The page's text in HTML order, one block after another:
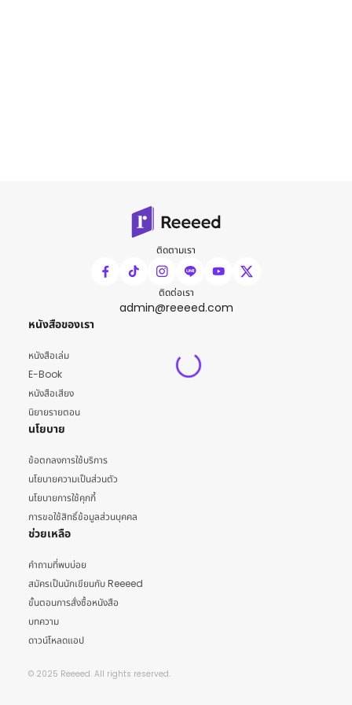
ติดตามเรา
ติดต่อเรา
admin@reeeed.com
หนังสือของเรา
หนังสือเล่ม
E-Book
หนังสือเสียง
นิยายรายตอน
นโยบาย
ข้อตกลงการใช้บริการ
นโยบายความเป็นส่วนตัว
นโยบายการใช้คุกกี้
การขอใช้สิทธิ์ข้อมูลส่วนบุคคล
ช่วยเหลือ
คำถามที่พบบ่อย
สมัครเป็นนักเขียนกับ Reeeed
ขั้นตอนการสั่งซื้อหนังสือ
บทความ
ดาวน์โหลดแอป
© 2025 Reeeed. All rights reserved.